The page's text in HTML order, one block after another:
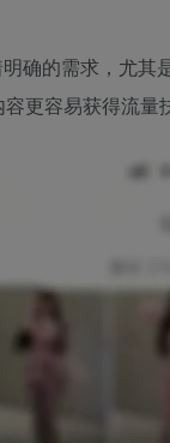
确的需求，尤
更容易获得流量